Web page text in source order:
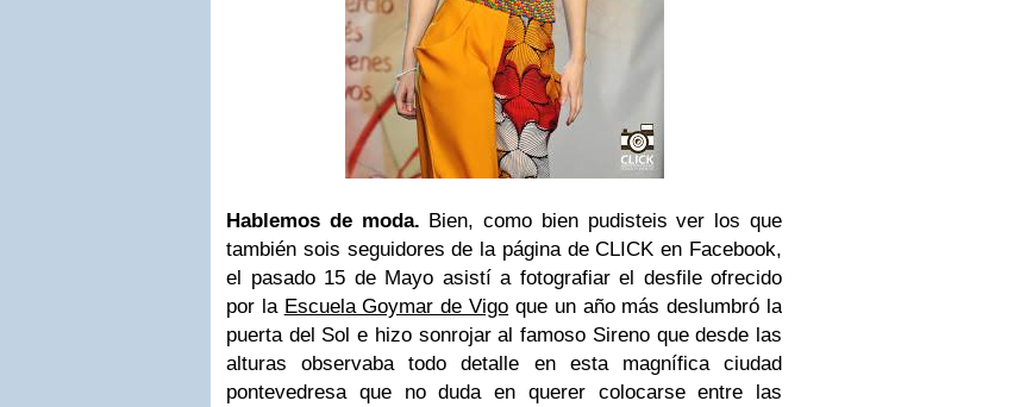
Hablemos de moda. Bien, como bien pudisteis ver los que
también sois seguidores de la página de CLICK en Facebook,
el pasado 15 de Mayo asistí a fotografiar el desfile ofrecido
por la Escuela Goymar de Vigo que un año más deslumbró la
puerta del Sol e hizo sonrojar al famoso Sireno que desde las
alturas observaba todo detalle en esta magnífica ciudad
pontevedresa que no duda en querer colocarse entre las